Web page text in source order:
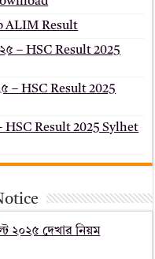
ALIM Result
– HSC Result 2025
– HSC Result 2025
HSC Result 2025 Sylhet
২০২৫ দেখার নিয়ম